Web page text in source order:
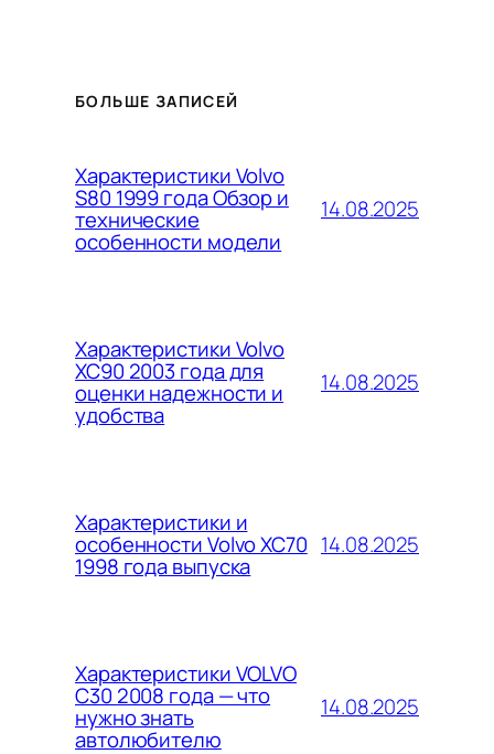
БОЛЬШЕ ЗАПИСЕЙ
Характеристики Volvo
S80 1999 года Обзор и
технические
особенности модели
14.08.2025
Характеристики Volvo
XC90 2003 года для
оценки надежности и
удобства
14.08.2025
Характеристики и
особенности Volvo XC70
1998 года выпуска
14.08.2025
Характеристики VOLVO
C30 2008 года — что
нужно знать
автолюбителю
14.08.2025